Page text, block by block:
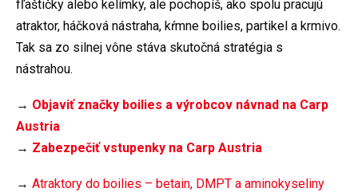
fľaštičky alebo kelímky, ale pochopíš, ako spolu pracujú
atraktor, háčková nástraha, kŕmne boilies, partikel a krmivo.
Tak sa zo silnej vône stáva skutočná stratégia s
nástrahou.
→ Objaviť značky boilies a výrobcov návnad na Carp
Austria
→ Zabezpečiť vstupenky na Carp Austria
→ Atraktory do boilies – betain, DMPT a aminokyseliny